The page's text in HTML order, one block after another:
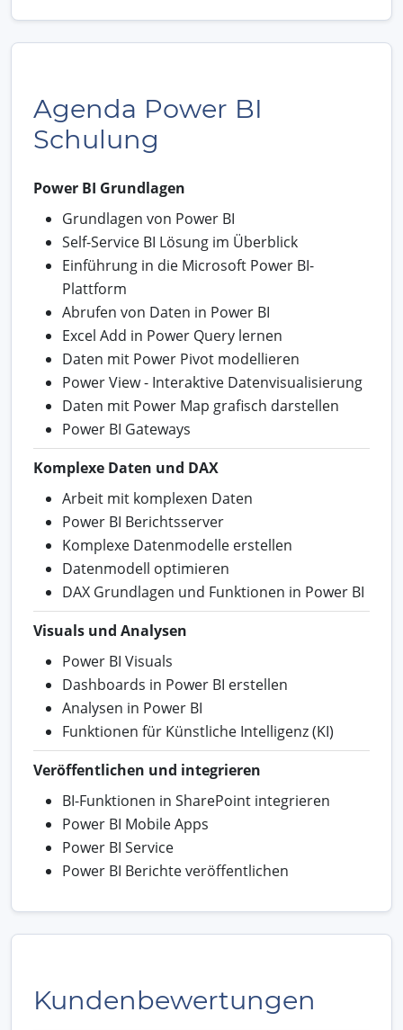
Agenda Power BI
Schulung
Power BI Grundlagen
Grundlagen von Power BI
Self-Service BI Lösung im Überblick
Einführung in die Microsoft Power BI-
Plattform
Abrufen von Daten in Power BI
Excel Add in Power Query lernen
Daten mit Power Pivot modellieren
Power View - Interaktive Datenvisualisierung
Daten mit Power Map grafisch darstellen
Power BI Gateways
Komplexe Daten und DAX
Arbeit mit komplexen Daten
Power BI Berichtsserver
Komplexe Datenmodelle erstellen
Datenmodell optimieren
DAX Grundlagen und Funktionen in Power BI
Visuals und Analysen
Power BI Visuals
Dashboards in Power BI erstellen
Analysen in Power BI
Funktionen für Künstliche Intelligenz (KI)
Veröffentlichen und integrieren
BI-Funktionen in SharePoint integrieren
Power BI Mobile Apps
Power BI Service
Power BI Berichte veröffentlichen
Kundenbewertungen